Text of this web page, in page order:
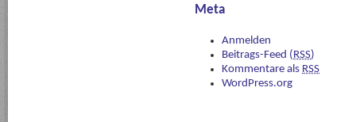
Meta
Anmelden
Beitrags-Feed (RSS)
Kommentare als RSS
WordPress.org